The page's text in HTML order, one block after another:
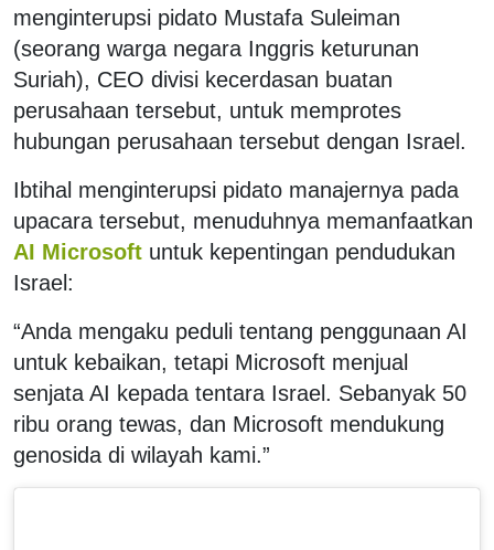
menginterupsi pidato Mustafa Suleiman
(seorang warga negara Inggris keturunan
Suriah), CEO divisi kecerdasan buatan
perusahaan tersebut, untuk memprotes
hubungan perusahaan tersebut dengan Israel.
Ibtihal menginterupsi pidato manajernya pada
upacara tersebut, menuduhnya memanfaatkan
AI Microsoft untuk kepentingan pendudukan
Israel:
“Anda mengaku peduli tentang penggunaan AI
untuk kebaikan, tetapi Microsoft menjual
senjata AI kepada tentara Israel. Sebanyak 50
ribu orang tewas, dan Microsoft mendukung
genosida di wilayah kami.”